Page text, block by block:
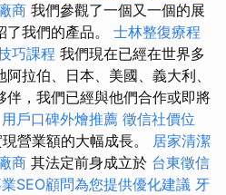
商 我們參觀了一個又一個的展
我們的產品。 士林整復療程
巧課程 我們現在已經在世界多
拉伯、日本、美國、義大利、
伴，我們已經與他們合作或即將
用戶口碑外燴推薦 徵信社價位
營業額的大幅成長。 居家清潔
商 其法定前身成立於 台東徵信
SEO顧問為您提供優化建議 牙